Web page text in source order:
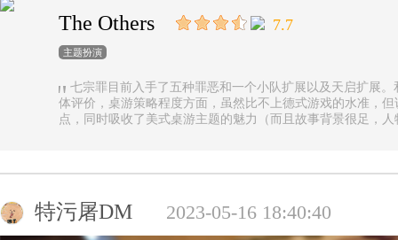
The Others 7.7
主题扮演
七宗罪目前入手了五种罪恶和一个小队扩展以及天启扩展
体评价，桌游策略程度方面，虽然比不上德式游戏的水准，
点，同时吸收了美式桌游主题的魅力（而且故事背景很足，
事推进，化身降临，如若不慎，充满力量的化身必将索去英
罪恶中最有气势的，很不错，而作为拓展中的天启和天启四
特污屠DM 2023-05-16 18:40:40